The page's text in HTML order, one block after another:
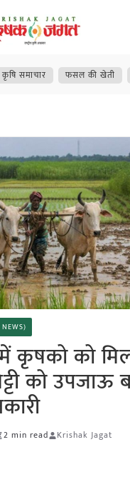
कृषि समाचार फसल की खेती
NEWS)
कृषको को
को उपजाऊ
2 min read Krishak Jagat